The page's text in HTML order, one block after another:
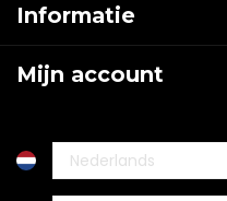
Informatie
Mijn account